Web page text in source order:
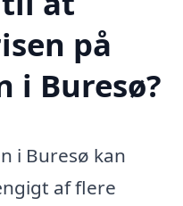
på
i Buresø?
i Buresø kan
af flere